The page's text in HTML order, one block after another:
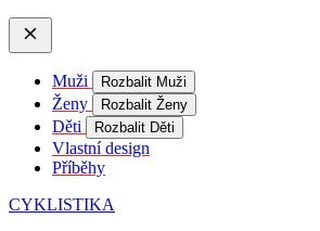
Muži Rozbalit Muži
Ženy Rozbalit Ženy
Děti Rozbalit Děti
Vlastní design
Příběhy
CYKLISTIKA